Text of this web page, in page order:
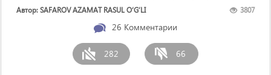
хорижий давлатларнинг олий таълим муассасаларига ўқишга
киришдир. Мантиқан олиб қараганда, юртимиздаги олий
Автор: SAFAROV AZAMAT RASUL O‘G‘LI 3807
26 Комментарии
282 66